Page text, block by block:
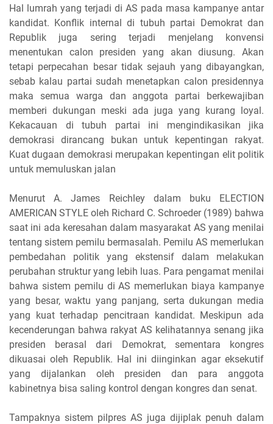
Hal lumrah yang terjadi di AS pada masa kampanye antar
kandidat. Konflik internal di tubuh partai Demokrat dan
Republik juga sering terjadi menjelang konvensi
menentukan calon presiden yang akan diusung. Akan
tetapi perpecahan besar tidak sejauh yang dibayangkan,
sebab kalau partai sudah menetapkan calon presidennya
maka semua warga dan anggota partai berkewajiban
memberi dukungan meski ada juga yang kurang loyal.
Kekacauan di tubuh partai ini mengindikasikan jika
demokrasi dirancang bukan untuk kepentingan rakyat.
Kuat dugaan demokrasi merupakan kepentingan elit politik
untuk memuluskan jalan
Menurut A. James Reichley dalam buku ELECTION
AMERICAN STYLE oleh Richard C. Schroeder (1989) bahwa
saat ini ada keresahan dalam masyarakat AS yang menilai
tentang sistem pemilu bermasalah. Pemilu AS memerlukan
pembedahan politik yang ekstensif dalam melakukan
perubahan struktur yang lebih luas. Para pengamat menilai
bahwa sistem pemilu di AS memerlukan biaya kampanye
yang besar, waktu yang panjang, serta dukungan media
yang kuat terhadap pencitraan kandidat. Meskipun ada
kecenderungan bahwa rakyat AS kelihatannya senang jika
presiden berasal dari Demokrat, sementara kongres
dikuasai oleh Republik. Hal ini diinginkan agar eksekutif
yang dijalankan oleh presiden dan para anggota
kabinetnya bisa saling kontrol dengan kongres dan senat.
Tampaknya sistem pilpres AS juga dijiplak penuh dalam